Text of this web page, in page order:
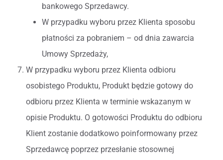
bankowego Sprzedawcy.
W przypadku wyboru przez Klienta sposobu
płatności za pobraniem – od dnia zawarcia
Umowy Sprzedaży,
W przypadku wyboru przez Klienta odbioru
osobistego Produktu, Produkt będzie gotowy do
odbioru przez Klienta w terminie wskazanym w
opisie Produktu. O gotowości Produktu do odbioru
Klient zostanie dodatkowo poinformowany przez
Sprzedawcę poprzez przesłanie stosownej